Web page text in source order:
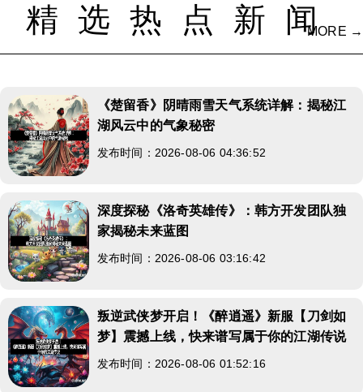
精选热点新闻
MORE →
《楚留香》阴晴雨雪天气系统详解：揭秘江
湖风云中的气象秘密
发布时间：2026-08-06 04:36:52
深度探秘《洛奇英雄传》：韩方开发团队独
家揭秘未来蓝图
发布时间：2026-08-06 03:16:42
叛逆武侠梦开启！《醉逍遥》新服【刀剑如
梦】震撼上线，快来谱写属于你的江湖传说
发布时间：2026-08-06 01:52:16